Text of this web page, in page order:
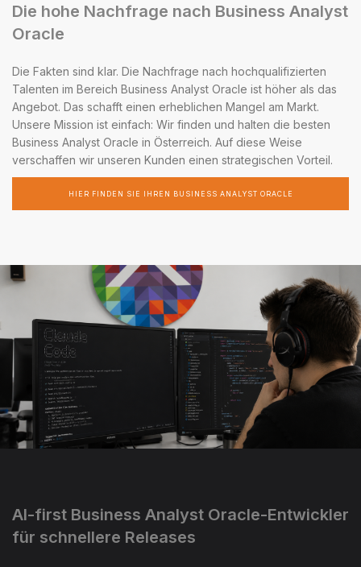
Die hohe Nachfrage nach Business Analyst
Oracle
Die Fakten sind klar. Die Nachfrage nach hochqualifizierten
Talenten im Bereich Business Analyst Oracle ist höher als das
Angebot. Das schafft einen erheblichen Mangel am Markt.
Unsere Mission ist einfach: Wir finden und halten die besten
Business Analyst Oracle in Österreich. Auf diese Weise
verschaffen wir unseren Kunden einen strategischen Vorteil.
HIER FINDEN SIE IHREN BUSINESS ANALYST ORACLE
AI-first Business Analyst Oracle-Entwickler
für schnellere Releases